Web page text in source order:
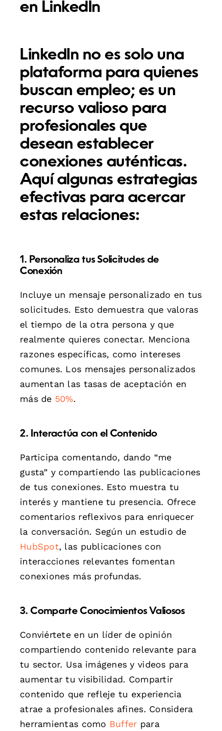
en LinkedIn
LinkedIn no es solo una
plataforma para quienes
buscan empleo; es un
recurso valioso para
profesionales que
desean establecer
conexiones auténticas.
Aquí algunas estrategias
efectivas para acercar
estas relaciones:
1. Personaliza tus Solicitudes de
Conexión
Incluye un mensaje personalizado en tus
solicitudes. Esto demuestra que valoras
el tiempo de la otra persona y que
realmente quieres conectar. Menciona
razones específicas, como intereses
comunes. Los mensajes personalizados
aumentan las tasas de aceptación en
más de 50%.
2. Interactúa con el Contenido
Participa comentando, dando “me
gusta” y compartiendo las publicaciones
de tus conexiones. Esto muestra tu
interés y mantiene tu presencia. Ofrece
comentarios reflexivos para enriquecer
la conversación. Según un estudio de
HubSpot, las publicaciones con
interacciones relevantes fomentan
conexiones más profundas.
3. Comparte Conocimientos Valiosos
Conviértete en un líder de opinión
compartiendo contenido relevante para
tu sector. Usa imágenes y videos para
aumentar tu visibilidad. Compartir
contenido que refleje tu experiencia
atrae a profesionales afines. Considera
herramientas como Buffer para